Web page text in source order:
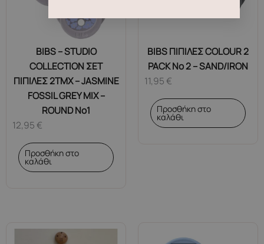
BIBS – STUDIO
COLLECTION ΣΕΤ
ΠΙΠΙΛΕΣ 2ΤΜΧ – JASMINE
FOSSIL GREY MIX –
ROUND No1
12,95€
Προσθήκη στο
καλάθι
BIBS ΠΙΠΙΛΕΣ COLOUR 2
PACK No 2 – SAND/IRON
11,95€
Προσθήκη στο
καλάθι